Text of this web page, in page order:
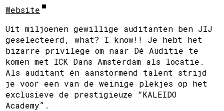
Website
Uit miljoenen gewillige auditanten ben JIJ
geselecteerd, what? I know!! Je hebt het
bizarre privilege om naar Dé Auditie te
komen met ICK Dans Amsterdam als locatie.
Als auditant én aanstormend talent strijd
je voor een van de weinige plekjes op het
exclusieve de prestigieuze “KALEIDO
Academy”.